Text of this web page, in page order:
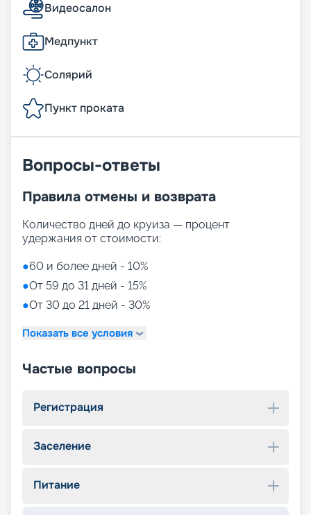
Видеосалон
Медпункт
Солярий
Пункт проката
Вопросы-ответы
Правила отмены и возврата
Количество дней до круиза — процент
удержания от стоимости:
●60 и более дней - 10%
●От 59 до 31 дней - 15%
●От 30 до 21 дней - 30%
Показать все условия
Частые вопросы
Регистрация
Заселение
Питание